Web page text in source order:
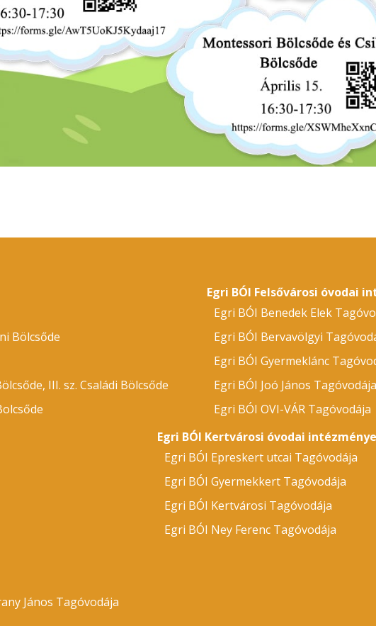
Bölcsőde
III. sz. Családi Bölcsőde
Egri BÓI Felsővárosi óvodai
Egri BÓI Benedek Elek
Egri BÓI Bervavölgyi
Egri BÓI Gyermeklánc
Egri BÓI Joó János Tagóvodája
Egri BÓI OVI-VÁR Tagóvodája
János Tagóvodája
Egri BÓI Kertvárosi óvodai
Egri BÓI Epreskert utcai Tagóvodája
Egri BÓI Gyermekkert Tagóvodája
Egri BÓI Kertvárosi Tagóvodája
Egri BÓI Ney Ferenc Tagóvodája